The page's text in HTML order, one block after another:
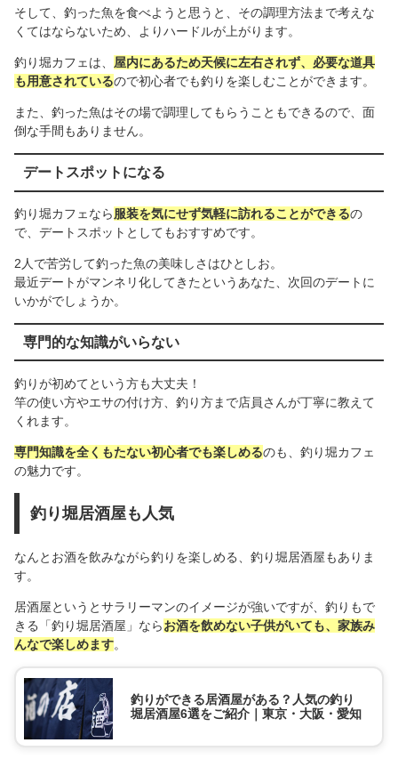
そして、釣った魚を食べようと思うと、その調理方法まで考えな
くてはならないため、よりハードルが上がります。
釣り堀カフェは、 屋内にあるため天候に左右されず、必要な道具
も用意されているので初心者でも釣りを楽しむことができます。
また、釣った魚はその場で調理してもらうこともできるので、面
倒な手間もありません。
デートスポットになる
釣り堀カフェなら服装を気にせず気軽に訪れることができるの
で、デートスポットとしてもおすすめです。
2人で苦労して釣った魚の美味しさはひとしお。
最近デートがマンネリ化してきたというあなた、次回のデートに
いかがでしょうか。
専門的な知識がいらない
釣りが初めてという方も大丈夫！
竿の使い方やエサの付け方、釣り方まで店員さんが丁寧に教えて
くれます。
専門知識を全くもたない初心者でも楽しめるのも、釣り堀カフェ
の魅力です。
釣り堀居酒屋も人気
なんとお酒を飲みながら釣りを楽しめる、釣り堀居酒屋もありま
す。
居酒屋というとサラリーマンのイメージが強いですが、釣りもで
きる「釣り堀居酒屋」ならお酒を飲めない子供がいても、家族み
んなで楽しめます。
釣りができる居酒屋がある？人気の釣り
堀居酒屋6選をご紹介｜東京・大阪・愛知